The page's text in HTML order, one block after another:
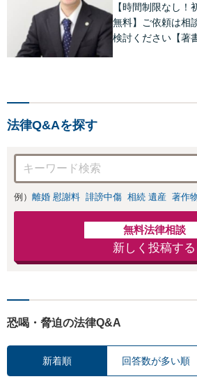
【時間制限なし！
無料】ご依頼は相
検討ください【著
法律Q&Aを探す
例） 離婚 慰謝料 誹謗中傷 相続 遺産 著作
無料法律相談
新しく投稿する
恐喝・脅迫の法律Q&A
新着順 回答数が多い順